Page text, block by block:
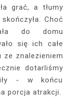
grać, a tłumy
Choć
do domu
się ich całe
ze znalezieniem
dotarliśmy
- w końcu
porcja atrakcji.